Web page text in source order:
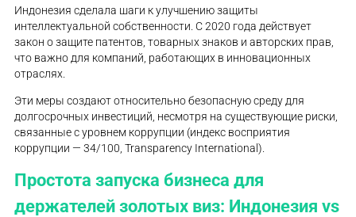
Индонезия сделала шаги к улучшению защиты
интеллектуальной собственности. С 2020 года действует
закон о защите патентов, товарных знаков и авторских прав,
что важно для компаний, работающих в инновационных
отраслях.
Эти меры создают относительно безопасную среду для
долгосрочных инвестиций, несмотря на существующие риски,
связанные с уровнем коррупции (индекс восприятия
коррупции — 34/100, Transparency International).
Простота запуска бизнеса для
держателей золотых виз: Индонезия vs